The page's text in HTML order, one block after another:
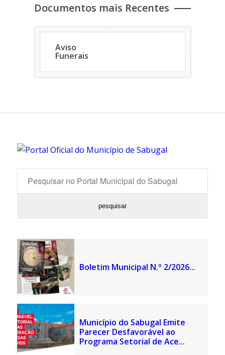
Documentos mais Recentes
Aviso
Funerais
Boletim Municipal N.º 2/2026...
Município do Sabugal Emite
Parecer Desfavorável ao
Programa Setorial de Ace...